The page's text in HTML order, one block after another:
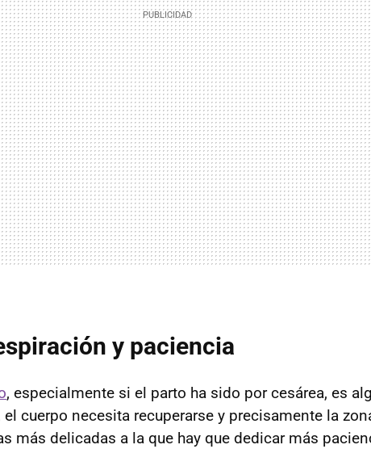
y paciencia
, especialmente si el parto ha sido por cesárea, es
cuerpo necesita recuperarse y precisamente la
más delicadas a la que hay que dedicar más